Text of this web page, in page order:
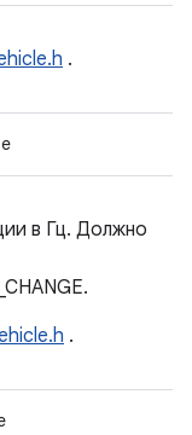
.
в Гц. Должно
.